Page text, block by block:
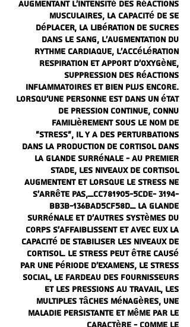
augmentant l'intensité des réactions
musculaires, la capacité de se
déplacer, la libération de sucres
dans le sang, l'augmentation du
rythme cardiaque, l'accélération
respiration et apport d'oxygène,
suppression des réactions
inflammatoires et bien plus encore.
Lorsqu'une personne est dans un état
de pression continue, connu
familièrement sous le nom de
"stress", il y a des perturbations
dans la production de cortisol dans
la glande surrénale - au premier
stade, les niveaux de cortisol
augmentent et lorsque le stress ne
s'arrête pas,_cc781905-5cde- 3194-
bb3b-136bad5cf58d_ la glande
surrénale et d'autres systèmes du
corps s'affaiblissent et avec eux la
capacité de stabiliser les niveaux de
cortisol. Le stress peut être causé
par une période d'examens, le stress
social, le fardeau des fournisseurs
et les pressions au travail, les
multiples tâches ménagères, une
maladie persistante et même par le